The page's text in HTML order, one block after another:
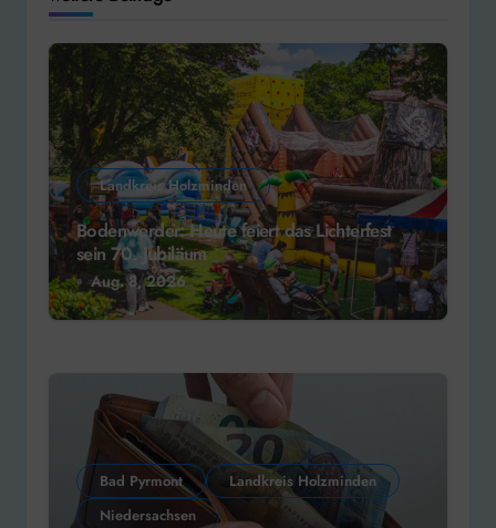
Landkreis Holzminden
Bodenwerder: Heute feiert das Lichterfest
sein 70. Jubiläum
Aug. 8, 2026
Bad Pyrmont
Landkreis Holzminden
Niedersachsen